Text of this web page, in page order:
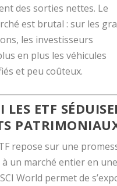
des sorties nettes. Le
est brutal : sur les
les investisseurs
en plus les véhicules
et peu coûteux.
LES ETF
repose sur une
à un marché entier en
World permet de